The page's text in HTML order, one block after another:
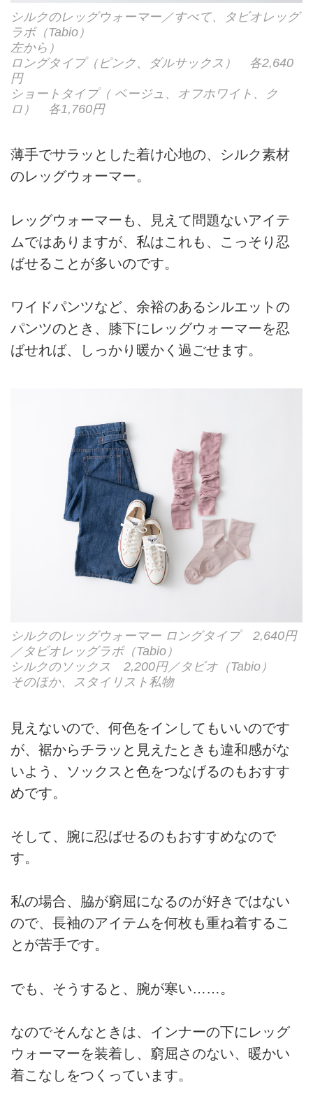
シルクのレッグウォーマー／すべて、タビオレッグ
ラボ（Tabio）
左から）
ロングタイプ（ピンク、ダルサックス） 各2,640
円
ショートタイプ（ ベージュ、オフホワイト、ク
ロ） 各1,760円
薄手でサラッとした着け心地の、シルク素材
のレッグウォーマー。
レッグウォーマーも、見えて問題ないアイテ
ムではありますが、私はこれも、こっそり忍
ばせることが多いのです。
ワイドパンツなど、余裕のあるシルエットの
パンツのとき、膝下にレッグウォーマーを忍
ばせれば、しっかり暖かく過ごせます。
シルクのレッグウォーマー ロングタイプ 2,640円
／タビオレッグラボ（Tabio）
シルクのソックス 2,200円／タビオ（Tabio）
そのほか、スタイリスト私物
見えないので、何色をインしてもいいのです
が、裾からチラッと見えたときも違和感がな
いよう、ソックスと色をつなげるのもおすす
めです。
そして、腕に忍ばせるのもおすすめなので
す。
私の場合、脇が窮屈になるのが好きではない
ので、長袖のアイテムを何枚も重ね着するこ
とが苦手です。
でも、そうすると、腕が寒い……。
なのでそんなときは、インナーの下にレッグ
ウォーマーを装着し、窮屈さのない、暖かい
着こなしをつくっています。